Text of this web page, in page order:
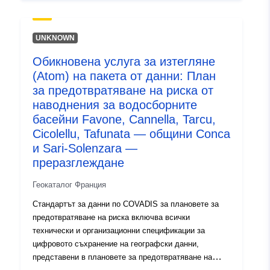
националната територия: наводнения, земетресения,
вулканични изригвания, терени, опасности по
бури, както и четири технологични риска: ядреният
риск, промишленият риск, рискът от превоз на
опасни материали и рискът от повреда на
язовира.Плановете за предотвратяване на риска
(PPR) са установени със Закона от 2 февруари
1995 г. за засилване на опазването на околната
среда. Инструментът PPR е част от Закона от 22
юли 1987 г. за организацията на гражданската
сигурност, защитата на горите от пожари и
предотвратяването на големи рискове.
Решението се взема от префекта. Независимо дали
те са естествени, технологични или многорискови,
плановете за превенция на риска имат сходства. Те
съдържат три категории информация: •
Регулаторното картографиране води до географско
UNKNOWN
Обикновена услуга за изтегляне
(Atom) на пакета от данни: План
за предотвратяване на риска от
наводнения за водосборните
басейни Favone, Cannella, Tarcu,
Cicolellu, Tafunata — общини Conca
и Sari-Solenzara —
преразглеждане
Геокаталог Франция
Стандартът за данни по COVADIS за плановете за
предотвратяване на риска включва всички
технически и организационни спецификации за
цифровото съхранение на географски данни,
представени в плановете за предотвратяване на